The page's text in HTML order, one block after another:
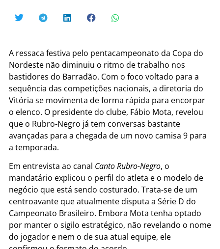
A ressaca festiva pelo pentacampeonato da Copa do
Nordeste não diminuiu o ritmo de trabalho nos
bastidores do Barradão. Com o foco voltado para a
sequência das competições nacionais, a diretoria do
Vitória se movimenta de forma rápida para encorpar
o elenco. O presidente do clube, Fábio Mota, revelou
que o Rubro-Negro já tem conversas bastante
avançadas para a chegada de um novo camisa 9 para
a temporada.
Em entrevista ao canal Canto Rubro-Negro, o
mandatário explicou o perfil do atleta e o modelo de
negócio que está sendo costurado. Trata-se de um
centroavante que atualmente disputa a Série D do
Campeonato Brasileiro. Embora Mota tenha optado
por manter o sigilo estratégico, não revelando o nome
do jogador e nem o de sua atual equipe, ele